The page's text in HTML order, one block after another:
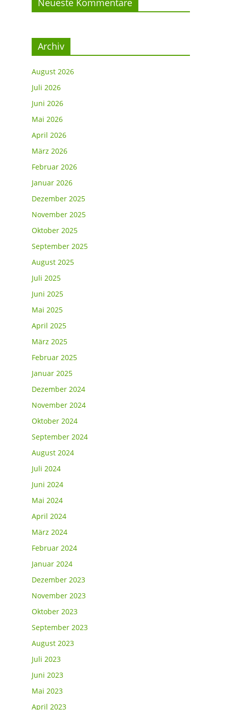
Neueste Kommentare
Archiv
August 2026
Juli 2026
Juni 2026
Mai 2026
April 2026
März 2026
Februar 2026
Januar 2026
Dezember 2025
November 2025
Oktober 2025
September 2025
August 2025
Juli 2025
Juni 2025
Mai 2025
April 2025
März 2025
Februar 2025
Januar 2025
Dezember 2024
November 2024
Oktober 2024
September 2024
August 2024
Juli 2024
Juni 2024
Mai 2024
April 2024
März 2024
Februar 2024
Januar 2024
Dezember 2023
November 2023
Oktober 2023
September 2023
August 2023
Juli 2023
Juni 2023
Mai 2023
April 2023